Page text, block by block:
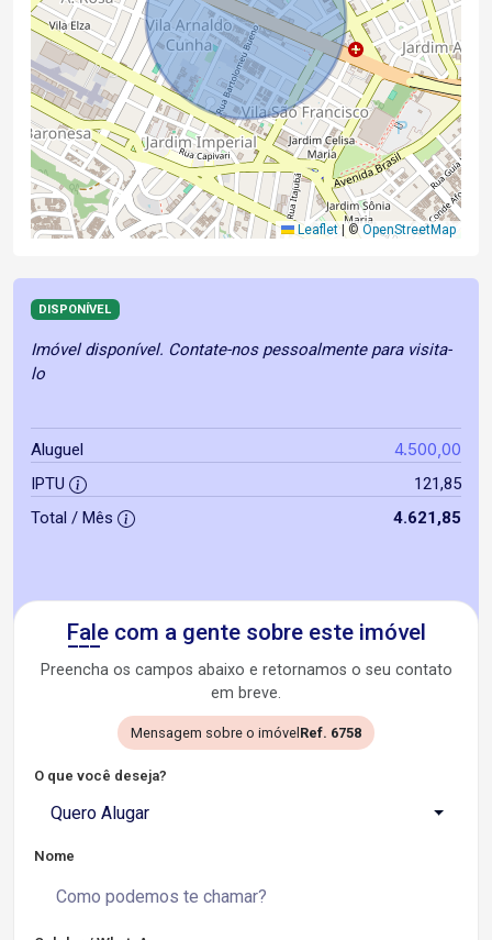
Leaflet © OpenStreetMap
DISPONÍVEL
Imóvel disponível. Contate-nos pessoalmente para visita-
lo
Aluguel 4.500,00
IPTU
121,85
Total / Mês
4.621,85
Fale com a gente sobre este imóvel
Preencha os campos abaixo e retornamos o seu contato
em breve.
Mensagem sobre o imóvel Ref. 6758
O que você deseja?
Quero Alugar
Nome